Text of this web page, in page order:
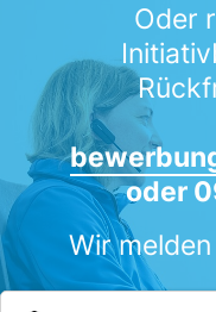
Oder
oder
Wir